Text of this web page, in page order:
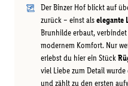
Der Binzer Hof blickt auf
zurück – einst alselegante
Brunhilde erbaut,
modernem Komfort. Nur
erlebst du hier ein Stück
viel Liebe zum Detail
und zählt zu den ersten